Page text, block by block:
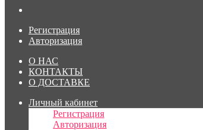
Регистрация
Авторизация
О НАС
КОНТАКТЫ
О ДОСТАВКЕ
Личный кабинет
Регистрация
Авторизация